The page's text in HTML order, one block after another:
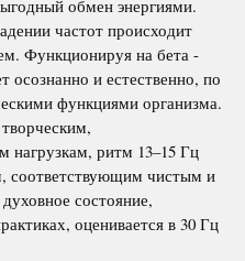
обмен энергиями.
частот происходит
Функционируя на бета -
осознанно и естественно, по
функциями организма.
нагрузкам, ритм 13–15 Гц
соответствующим чистым и
состояние,
оценивается в 30 Гц